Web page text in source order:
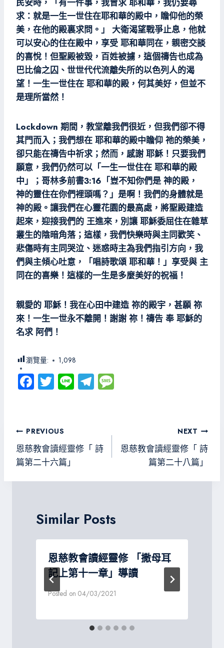
民安時，「有一件事，我曾求 耶和華，我仍要尋
求：就是一生一世住在耶和華的殿中，瞻仰他的榮
美，在他的殿裏求問。」 大衛渴望戰爭止息，他就
可以安心的住在殿中，享受 耶和華同在，親密交談
的喜悅！但聖殿被毀，百姓被擄，這個禱告也成為
巴比倫之囚、世世代代流離失所的以色列人的渴
望！一生一世住在 耶和華的殿，何其美好，但並不
是理所當然！
Lockdown 期間，教堂離我們很近，但我們卻不得
其門而入；我們想在 耶和華的殿中瞻仰 祂的榮美，
卻只能在禱告中祈求；然而，感謝 耶穌！只要我們
願意，我們仍然可以「一生一世住在 耶和華的殿
中」；哥林多前書3:16「豈不知你們是 神的殿，
神的靈住在你們裡頭嗎？」是啊！我們的身體就是
神的殿。讓我們在心靈花園的最高處，將聖殿建造
起來，迎接我們的 王進來，別讓 耶穌委屈住在雜草
叢生的陰暗角落；這樣，我們快樂時與主同歡笑、
悲傷時有主同哭泣、迷惑時主為我們指引方向，我
們與主傾心吐意，「唱詩歌頌 耶和華！」享受與 主
同在的喜樂！這樣的一生是多麼美好的祝福！
親愛的 耶穌！我在心田中建造 祢的殿宇，甚願 祢
來！一生一世永不離開！謝謝 祢！禱告 奉 耶穌的
名求 阿們！
瀏覽量: 1,098
Fa
ce
o
ok
T
wi
er
Li
ne
Te
le
m e
文
章
導
覽
PREVIOUS
恩慈教會讀經靈修「 詩
篇第二十六篇」
NEXT
恩慈教會讀經靈修「 詩
篇第二十八篇」
Similar Posts
恩慈教會讀經靈修 「撒母耳
記上第十一章」導讀
Posted on 04/03/2021